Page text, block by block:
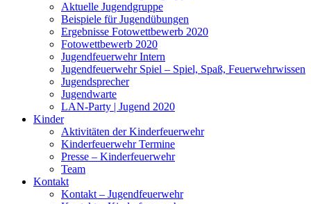
Aktuelle Jugendgruppe
Beispiele für Jugendübungen
Ergebnisse Fotowettbewerb 2020
Fotowettbewerb 2020
Jugendfeuerwehr Intern
Jugendfeuerwehr Spiel – Spiel, Spaß, Feuerwehrwissen
Jugendsprecher
Jugendwarte
LAN-Party | Jugend 2020
Kinder
Aktivitäten der Kinderfeuerwehr
Kinderfeuerwehr Termine
Presse – Kinderfeuerwehr
Team
Kontakt
Kontakt – Jugendfeuerwehr